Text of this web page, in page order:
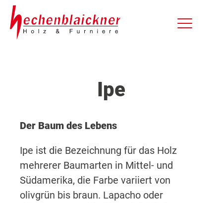
Ipe
Der Baum des Lebens
Ipe ist die Bezeichnung für das Holz
mehrerer Baumarten in Mittel- und
Südamerika, die Farbe variiert von
olivgrün bis braun. Lapacho oder